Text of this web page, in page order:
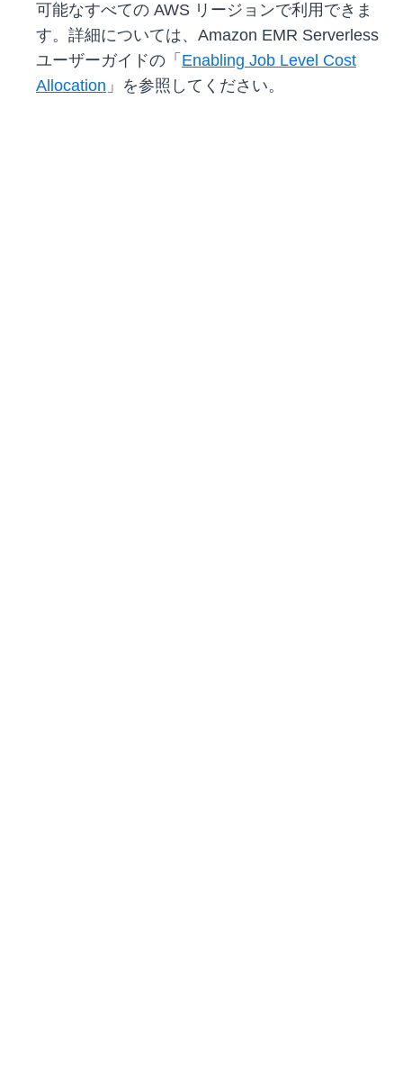
可能なすべての AWS リージョンで利用できま
す。詳細については、Amazon EMR Serverless
ユーザーガイドの「 Enabling Job Level Cost
Allocation 」を参照してください。